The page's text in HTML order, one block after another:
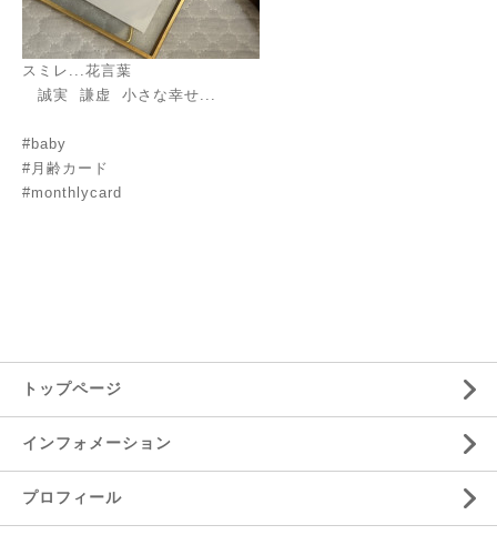
スミレ...花言葉
誠実 謙虚 小さな幸せ...
#baby
#月齢カード
#monthlycard
トップページ
インフォメーション
プロフィール